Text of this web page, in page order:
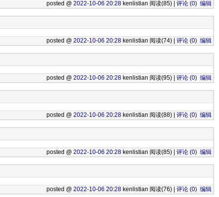
posted @ 2022-10-06 20:28 kenlistian 阅读(85) | 评论 (0) 编辑
posted @ 2022-10-06 20:28 kenlistian 阅读(74) | 评论 (0) 编辑
posted @ 2022-10-06 20:28 kenlistian 阅读(95) | 评论 (0) 编辑
posted @ 2022-10-06 20:28 kenlistian 阅读(88) | 评论 (0) 编辑
posted @ 2022-10-06 20:28 kenlistian 阅读(85) | 评论 (0) 编辑
posted @ 2022-10-06 20:28 kenlistian 阅读(76) | 评论 (0) 编辑